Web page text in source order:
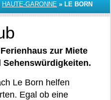
HAUTE-GARONNE » LE BORN
zur Miete
Le Born helfen
Egal ob eine